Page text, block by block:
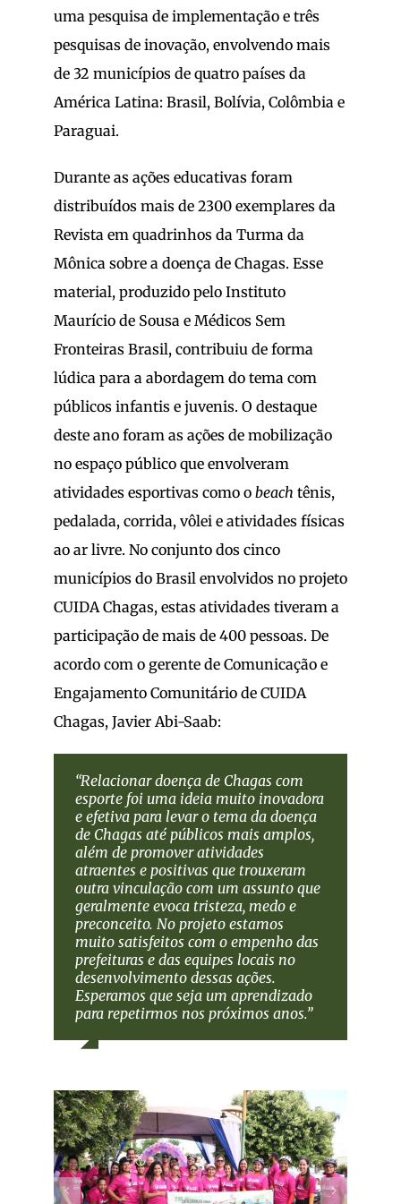
uma pesquisa de implementação e três
pesquisas de inovação, envolvendo mais
de 32 municípios de quatro países da
América Latina: Brasil, Bolívia, Colômbia e
Paraguai.
Durante as ações educativas foram
distribuídos mais de 2300 exemplares da
Revista em quadrinhos da Turma da
Mônica sobre a doença de Chagas. Esse
material, produzido pelo Instituto
Maurício de Sousa e Médicos Sem
Fronteiras Brasil, contribuiu de forma
lúdica para a abordagem do tema com
públicos infantis e juvenis. O destaque
deste ano foram as ações de mobilização
no espaço público que envolveram
atividades esportivas como o beach tênis,
pedalada, corrida, vôlei e atividades físicas
ao ar livre. No conjunto dos cinco
municípios do Brasil envolvidos no projeto
CUIDA Chagas, estas atividades tiveram a
participação de mais de 400 pessoas. De
acordo com o gerente de Comunicação e
Engajamento Comunitário de CUIDA
Chagas, Javier Abi-Saab:
“Relacionar doença de Chagas com
esportefoi uma ideia muito inovadora
e efetiva para levar o tema da doença
de Chagas até públicos mais amplos,
além de promover atividades
atraentes e positivas que trouxeram
outra vinculação com um assunto que
geralmente evoca tristeza, medo e
preconceito. No projeto estamos
muito satisfeitos com o empenho das
prefeituras e das equipes locais no
desenvolvimento dessas ações.
Esperamos que seja um aprendizado
para repetirmos nos próximos anos.”